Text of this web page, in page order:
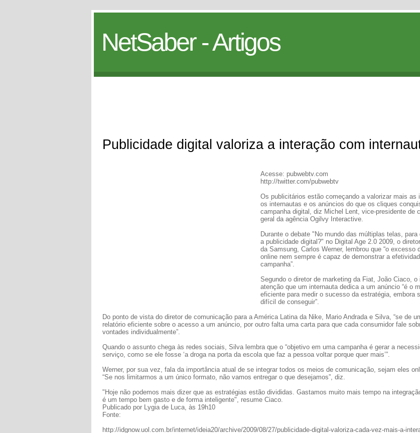
NetSaber - Artigos
Publicidade digital valoriza a interação com
Acesse: pubwebtv.com
http://twitter.com/pubwebtv
Os publicitários estão começando a valorizar mais as
os internautas e os anúncios do que os cliques
campanha digital, diz Michel Lent, vice-presidente de
geral da agência Ogilvy Interactive.
Durante o debate "No mundo das múltiplas telas,
a publicidade digital?" no Digital Age 2.0 2009, o
da Samsung, Carlos Werner, lembrou que “o excesso
online nem sempre é capaz de demonstrar a
campanha”.
Segundo o diretor de marketing da Fiat, João Ciaco, o
atenção que um internauta dedica a um anúncio “é o
eficiente para medir o sucesso da estratégia, embora
difícil de conseguir”.
Do ponto de vista do diretor de comunicação para a América Latina da Nike, Mario Andrada e Silva, “se de
relatório eficiente sobre o acesso a um anúncio, por outro falta uma carta para que cada consumidor fale
vontades individualmente”.
Quando o assunto chega às redes sociais, Silva lembra que o “objetivo em uma campanha é gerar a
serviço, como se ele fosse ‘a droga na porta da escola que faz a pessoa voltar porque quer mais’”.
Werner, por sua vez, fala da importância atual de se integrar todos os meios de comunicação, sejam eles
“Se nos limitarmos a um único formato, não vamos entregar o que desejamos”, diz.
"Hoje não podemos mais dizer que as estratégias estão divididas. Gastamos muito mais tempo na
é um tempo bem gasto e de forma inteligente", resume Ciaco.
Publicado por Lygia de Luca, às 19h10
Fonte:
http://idgnow.uol.com.br/internet/ideia20/archive/2009/08/27/publicidade-digital-valoriza-cada-vez-mais-a-